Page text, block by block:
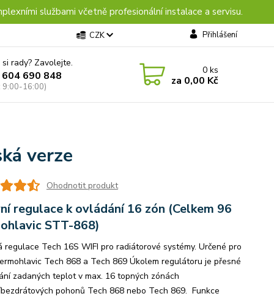
službami včetně profesionální instalace a servisu.
CZK Přihlášení
rady? Zavolejte.
690 848
9:00-16:00)
0ks
za 0,00 Kč
verze
Ohodnotit produkt
regulace k ovládání 16 zón (Celkem 96
STT-868)
regulace Tech 16S WIFI pro radiátorové systémy. Určené pro
Tech 868 a Tech 869 Úkolem regulátoru je přesné
zadaných teplot v max. 16 topných zónách
pohonů Tech 868 nebo Tech 869. Funkce